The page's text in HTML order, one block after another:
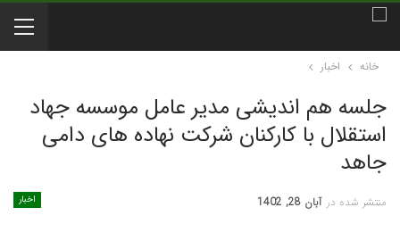
خانه اخبار
جلسه هم اندیشی مدیر عامل موسسه جهاد
استقلال با کارکنان شرکت نهاده های دامی
جاهد
اخبار منتشر شده در آبان 28, 1402